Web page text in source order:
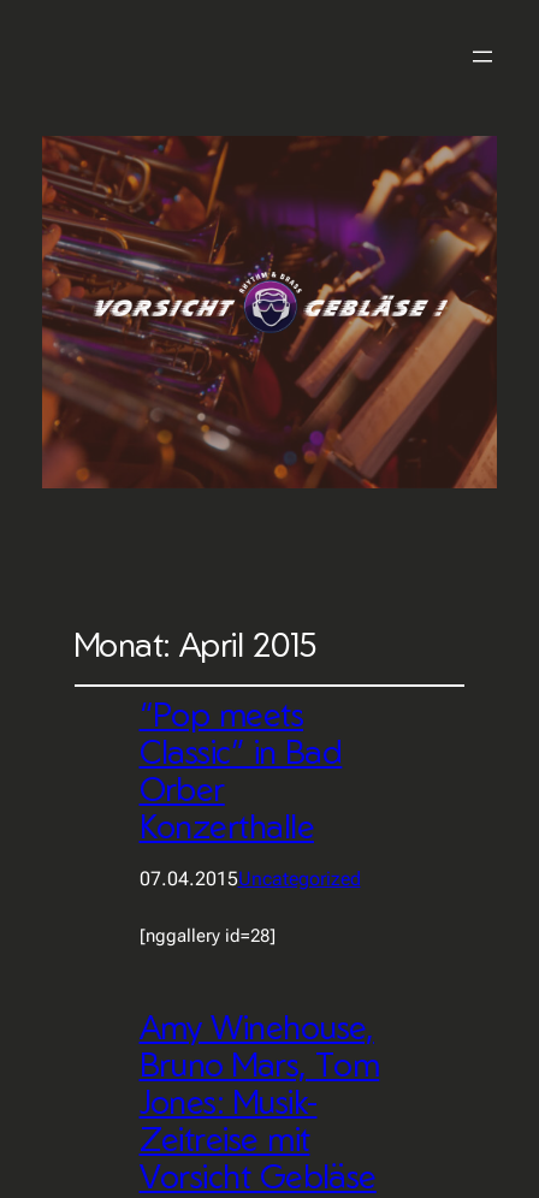
Monat: April 2015
“Pop meets
Classic” in Bad
Orber
Konzerthalle
07.04.2015Uncategorized
[nggallery id=28]
Amy Winehouse,
Bruno Mars, Tom
Jones: Musik-
Zeitreise mit
Vorsicht Gebläse